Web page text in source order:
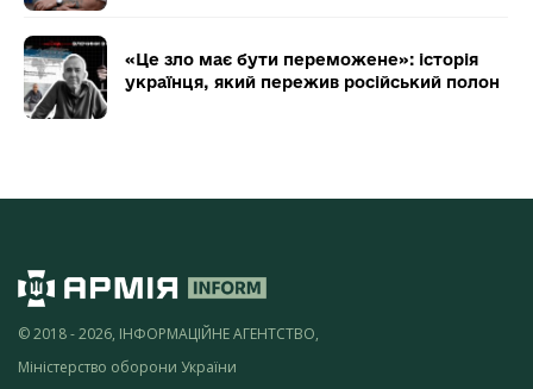
«Це зло має бути переможене»: історія
українця, який пережив російський полон
© 2018 - 2026, ІНФОРМАЦІЙНЕ АГЕНТСТВО,
Міністерство оборони України